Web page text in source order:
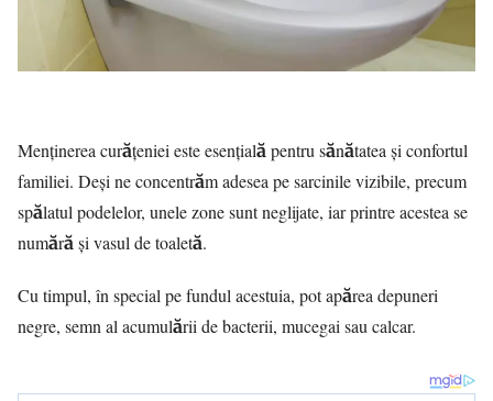
Menținerea curățeniei este esențială pentru sănătatea și confortul
familiei. Deși ne concentrăm adesea pe sarcinile vizibile, precum
spălatul podelelor, unele zone sunt neglijate, iar printre acestea se
numără și vasul de toaletă.
Cu timpul, în special pe fundul acestuia, pot apărea depuneri
negre, semn al acumulării de bacterii, mucegai sau calcar.